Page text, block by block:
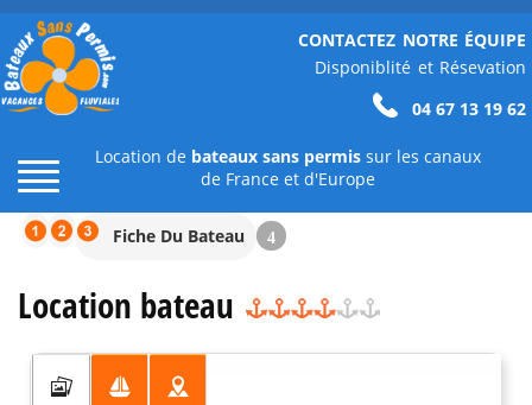
CONTACTEZ NOTRE ÉQUIPE
Disponiblité et Résevation
04 67 13 19 62
Location de bateaux sans permis sur les canaux
de France et d'Europe
Fiche Du Bateau 4
Location bateau